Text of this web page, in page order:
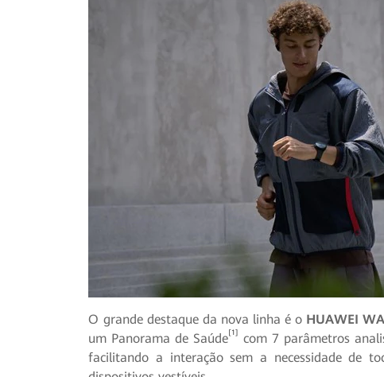
O grande destaque da nova linha é o HUAWEI
um Panorama de Saúde[1] com 7 parâmetros
facilitando a interação sem a necessidade de